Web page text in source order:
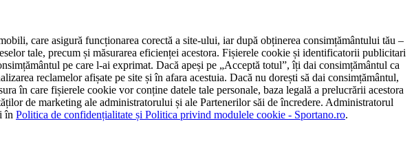
care asigură funcționarea corectă a site-ului, iar după obținerea consimțământului tău –
tale, precum și măsurarea eficienței acestora. Fișierele cookie și identificatorii publicitari
pe care l-ai exprimat. Dacă apeși pe „Acceptă totul”, îți dai consimțământul ca
reclamelor afișate pe site și în afara acestuia. Dacă nu dorești să dai consimțământul,
în care fișierele cookie vor conține datele tale personale, baza legală a prelucrării acestora
de marketing ale administratorului și ale Partenerilor săi de încredere. Administratorul
în Politica de confidențialitate și Politica privind modulele cookie - Sportano.ro.